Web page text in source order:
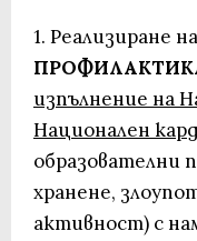
1. Реализиране
изпълнение на
Национален
образователни
хранене,
активност) с